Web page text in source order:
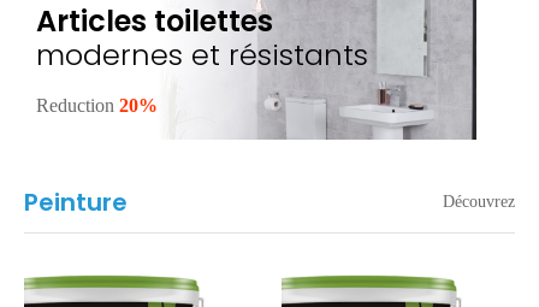
Articles toilettes
modernes et résistants
Reduction 20%
Peinture Découvrez